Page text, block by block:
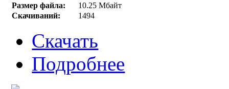
Размер файла:
10.25 Мбайт
Скачиваний:
1494
Скачать
Подробнее